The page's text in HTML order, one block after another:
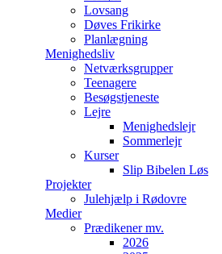
Lovsang
Døves Frikirke
Planlægning
Menighedsliv
Netværksgrupper
Teenagere
Besøgstjeneste
Lejre
Menighedslejr
Sommerlejr
Kurser
Slip Bibelen Løs
Projekter
Julehjælp i Rødovre
Medier
Prædikener mv.
2026